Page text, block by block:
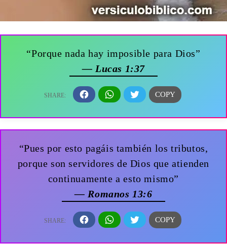
“Porque nada hay imposible para Dios”
— Lucas 1:37
“Pues por esto pagáis también los tributos,
porque son servidores de Dios que atienden
continuamente a esto mismo”
— Romanos 13:6